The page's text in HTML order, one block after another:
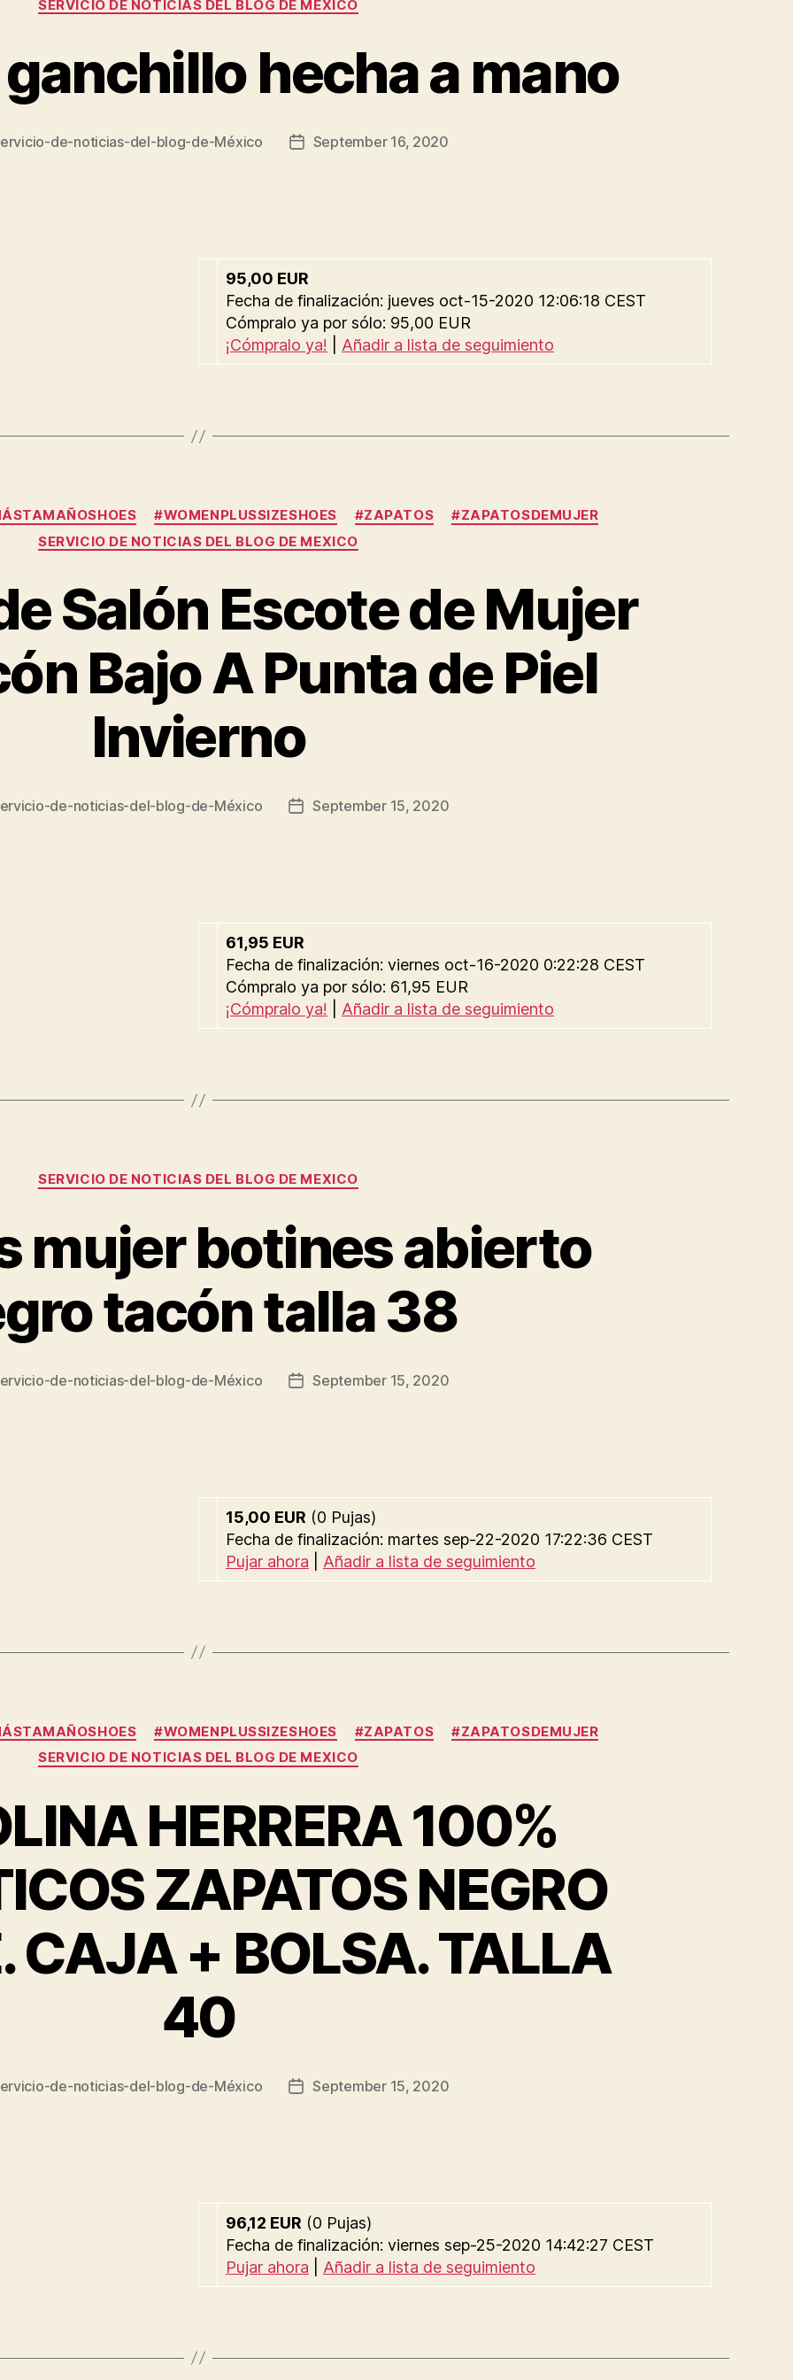
SERVICIO DE NOTICIAS DEL BLOG DE MEXICO
hecha a mano
de-noticias-del-blog-de-México
PostSeptember 16, 2020
95,00 EUR
Fecha de finalización: jueves oct-15-2020 12:06:18 CEST
Cómpralo ya por sólo: 95,00 EUR
¡Cómpralo ya!
Añadir a lista de seguimiento
Categories
#WOMENPLUSSIZESHOES #ZAPATOS
#ZAPATOSDEMUJER
SERVICIO DE NOTICIAS DEL BLOG DE MEXICO
Salón Escote de Mujer
Bajo A Punta de Piel
Invierno
de-noticias-del-blog-de-México
PostSeptember 15, 2020
61,95 EUR
Fecha de finalización: viernes oct-16-2020 0:22:28 CEST
Cómpralo ya por sólo: 61,95 EUR
¡Cómpralo ya!
Añadir a lista de seguimiento
Categories
SERVICIO DE NOTICIAS DEL BLOG DE MEXICO
mujer botines abierto
tacón talla 38
de-noticias-del-blog-de-México
PostSeptember 15, 2020
15,00 EUR (0 Pujas)
Fecha de finalización: martes sep-22-2020 17:22:36 CEST
Pujar ahora
Añadir a lista de seguimiento
Categories
#WOMENPLUSSIZESHOES #ZAPATOS
#ZAPATOSDEMUJER
SERVICIO DE NOTICIAS DEL BLOG DE MEXICO
HERRERA 100%
ZAPATOS NEGRO
CAJA + BOLSA. TALLA
40
de-noticias-del-blog-de-México
PostSeptember 15, 2020
96,12 EUR (0 Pujas)
Fecha de finalización: viernes sep-25-2020 14:42:27 CEST
Pujar ahora
Añadir a lista de seguimiento